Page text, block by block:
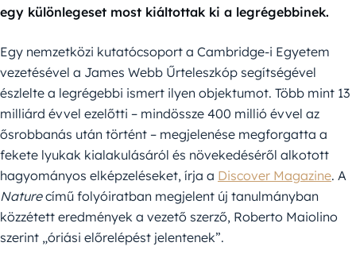
egy különlegeset most kiáltottak ki a legrégebbinek.
Egy nemzetközi kutatócsoport a Cambridge-i Egyetem
vezetésével a James Webb Űrteleszkóp segítségével
észlelte a legrégebbi ismert ilyen objektumot. Több mint 13
milliárd évvel ezelőtti – mindössze 400 millió évvel az
ősrobbanás után történt – megjelenése megforgatta a
fekete lyukak kialakulásáról és növekedéséről alkotott
hagyományos elképzeléseket, írja a Discover Magazine. A
Naturecímű folyóiratban megjelent új tanulmányban
közzétett eredmények a vezető szerző, Roberto Maiolino
szerint „óriási előrelépést jelentenek”.